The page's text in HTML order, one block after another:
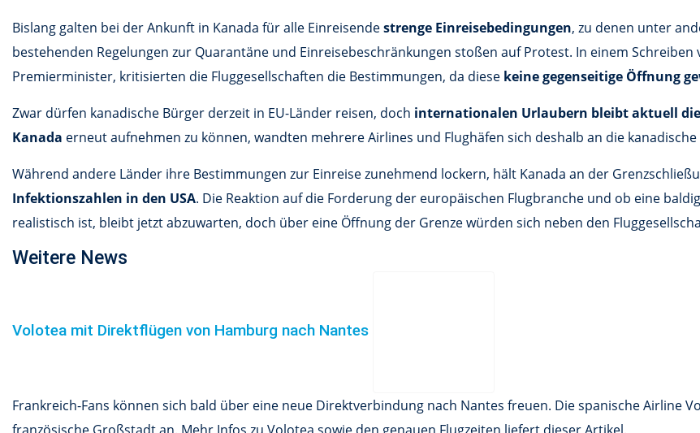
Bislang galten bei der Ankunft in Kanada für alle Einreisendestrenge Einreisebedingungen, zu denen unter
bestehenden Regelungen zur Quarantäne und Einreisebeschränkungen stoßen auf Protest. In einem Schreiben
Premierminister, kritisierten die Fluggesellschaften die Bestimmungen, da diese keine gegenseitige Öffnung
Zwar dürfen kanadische Bürger derzeit in EU-Länder reisen, doch internationalen Urlaubern bleibt aktuell
Kanada erneut aufnehmen zu können, wandten mehrere Airlines und Flughäfen sich deshalb an die kanadische
Während andere Länder ihre Bestimmungen zur Einreise zunehmend lockern, hält Kanada an der
Infektionszahlen in den USA. Die Reaktion auf die Forderung der europäischen Flugbranche und ob eine
realistisch ist, bleibt jetzt abzuwarten, doch über eine Öffnung der Grenze würden sich neben den
Weitere News
Volotea mit Direktflügen von Hamburg nach Nantes
Frankreich-Fans können sich bald über eine neue Direktverbindung nach Nantes freuen. Die spanische Airline